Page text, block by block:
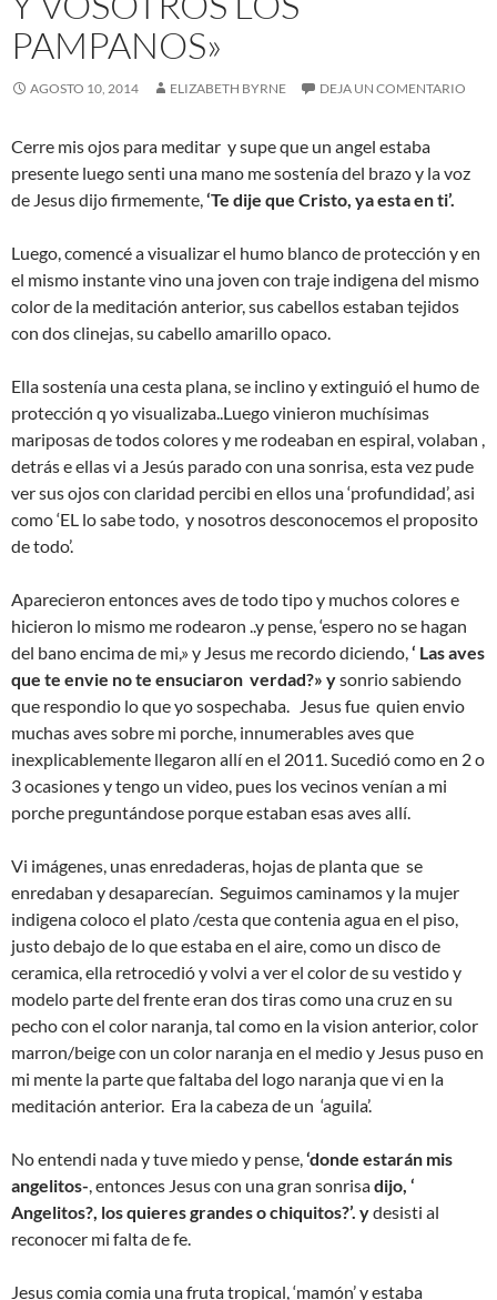
PAMPANOS»
AGOSTO 10, 2014 ELIZABETH BYRNE DEJA UN COMENTARIO
Cerre mis ojos para meditar y supe que un angel estaba
presente luego senti una mano me sostenía del brazo y la voz
de Jesus dijo firmemente, ‘Te dije que Cristo, ya esta en ti’.
Luego, comencé a visualizar el humo blanco de protección y en
el mismo instante vino una joven con traje indigena del mismo
color de la meditación anterior, sus cabellos estaban tejidos
con dos clinejas, su cabello amarillo opaco.
Ella sostenía una cesta plana, se inclino y extinguió el humo de
protección q yo visualizaba..Luego vinieron muchísimas
mariposas de todos colores y me rodeaban en espiral, volaban ,
detrás e ellas vi a Jesús parado con una sonrisa, esta vez pude
ver sus ojos con claridad percibi en ellos una ‘profundidad’, asi
como ‘EL lo sabe todo, y nosotros desconocemos el proposito
de todo’.
Aparecieron entonces aves de todo tipo y muchos colores e
hicieron lo mismo me rodearon ..y pense, ‘espero no se hagan
del bano encima de mi,» y Jesus me recordo diciendo, ‘ Las aves
que te envie no te ensuciaron verdad?» ysonrio sabiendo
que respondio lo que yo sospechaba. Jesus fue quien envio
muchas aves sobre mi porche, innumerables aves que
inexplicablemente llegaron allí en el 2011. Sucedió como en 2 o
3 ocasiones y tengo un video, pues los vecinos venían a mi
porche preguntándose porque estaban esas aves allí.
Vi imágenes, unas enredaderas, hojas de planta que se
enredaban y desaparecían. Seguimos caminamos y la mujer
indigena coloco el plato /cesta que contenia agua en el piso,
justo debajo de lo que estaba en el aire, como un disco de
ceramica, ella retrocedió y volvi a ver el color de su vestido y
modelo parte del frente eran dos tiras como una cruz en su
pecho con el color naranja, tal como en la vision anterior, color
marron/beige con un color naranja en el medio y Jesus puso en
mi mente la parte que faltaba del logo naranja que vi en la
meditación anterior. Era la cabeza de un ‘aguila’.
No entendi nada y tuve miedo y pense, ‘donde estarán mis
angelitos- , entonces Jesus con una gran sonrisadijo, ‘
Angelitos?, los quieres grandes o chiquitos?’. ydesisti al
reconocer mi falta de fe.
Jesus comia comia una fruta tropical, ‘mamón’ y estaba